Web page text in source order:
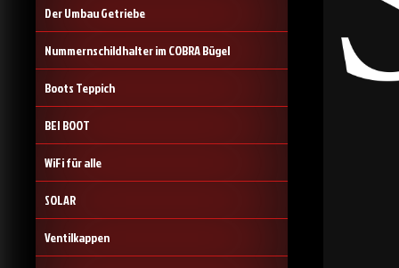
Der Umbau Getriebe
Nummernschildhalter im COBRA Bügel
Boots Teppich
BEI BOOT
WiFi für alle
SOLAR
Ventilkappen